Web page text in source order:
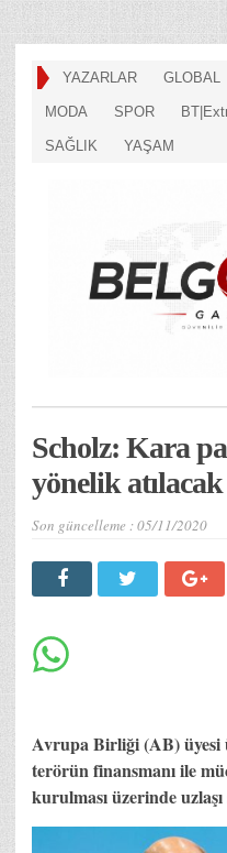
YAZARLAR GLOBAL
MODA SPOR
SAĞLIK YAŞAM
Scholz: Kara
yönelik
Son güncelleme :05/11/2020
Avrupa Birliği (AB) üyesi
terörün finansmanı ile
kurulması üzerinde uzlaşı